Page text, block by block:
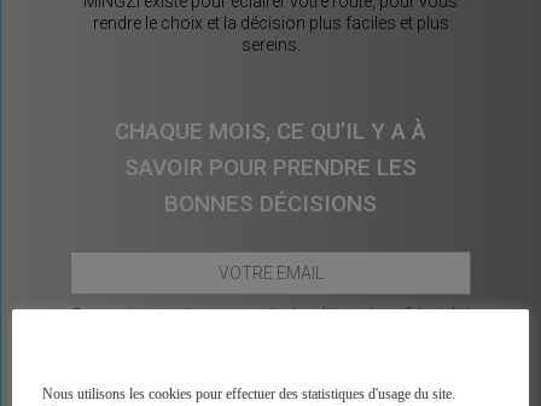
rendre le choix et la décision plus faciles et plus
sereins.
CHAQUE MOIS, CE QU’IL Y A À
SAVOIR POUR PRENDRE LES
BONNES DÉCISIONS
En vous inscrivant, vous acceptez lapolitique de confidentialité
Nous utilisons les cookies pour effectuer des statistiques d'usage du site.